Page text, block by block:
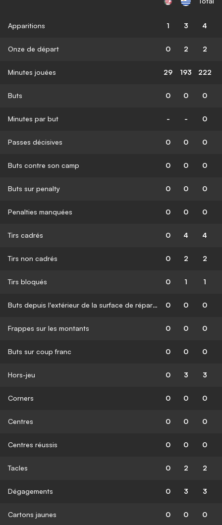
Apparitions 1 3 4
Onze de départ 0 2 2
Minutes jouées 29 193 222
Buts 0 0 0
Minutes par but - - 0
Passes décisives 0 0 0
Buts contre son camp 0 0 0
Buts sur penalty 0 0 0
Penalties manquées 0 0 0
Tirs cadrés 0 4 4
Tirs non cadrés 0 2 2
Tirs bloqués 0 1 1
Buts depuis l'extérieur de la surface de réparation 0 0 0
Frappes sur les montants 0 0 0
Buts sur coup franc 0 0 0
Hors-jeu 0 3 3
Corners 0 0 0
Centres 0 0 0
Centres réussis 0 0 0
Tacles 0 2 2
Dégagements 0 3 3
Cartons jaunes 0 0 0